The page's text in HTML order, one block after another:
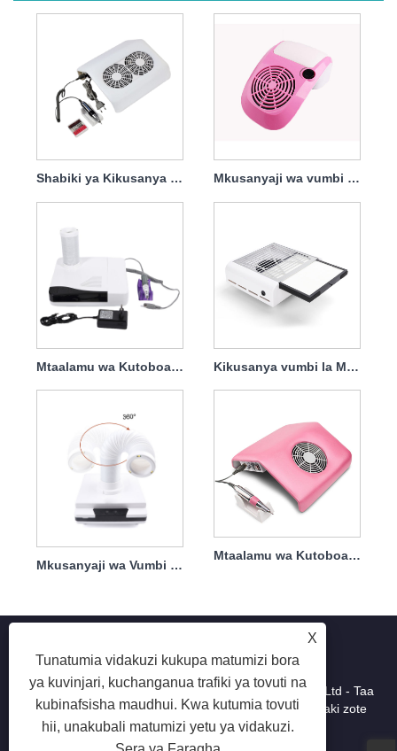
Shabiki ya Kikusanya vumbi la Kucha ya 68w Yenye Kichujio Mkusanyaji wa vumbi la misumari wa 60w na Begi Imejengwa Ndani ya Jedwali Rahisi Kukusanya
Mtaalamu wa Kutoboa Vumbi 2 Katika Kucha 1 30000rpm 60w Kikusanya vumbi la Msumari wa 45w Kubwa Kwa Kichujio
Mkusanyaji wa Vumbi la Kucha Linaloongezeka Na Kichujio cha 40w
Mtaalamu wa Kutoboa Vumbi 2 Katika Kucha 1 30000rpm 40w
X
Tunatumia vidakuzi kukupa matumizi bora
ya kuvinjari, kuchanganua trafiki ya tovuti na
kubinafsisha maudhui. Kwa kutumia tovuti
hii, unakubali matumizi yetu ya vidakuzi.
Hakimiliki © 2025 Shenzhen Ruina Optoelectronic Co, Ltd - Taa
ya msumari, kuchimba msumari, Ushuru wa vumbi - Haki zote
zimehifadhiwa.